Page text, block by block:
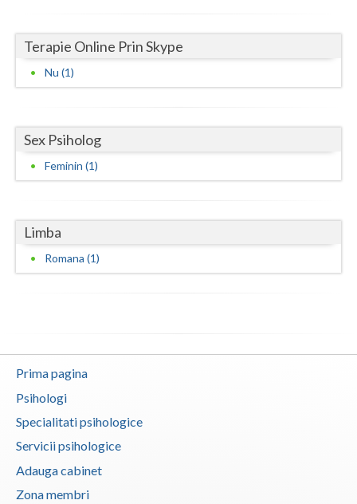
Iasi
Ilfov
Mehedinti
Mures
Olt
Prahova
Sibiu
Teleorman
Timis
Terapie Online Prin Skype
Nu (1)
Sex Psiholog
Feminin (1)
Limba
Romana (1)
Prima pagina
Psihologi
Specialitati psihologice
Servicii psihologice
Adauga cabinet
Zona membri